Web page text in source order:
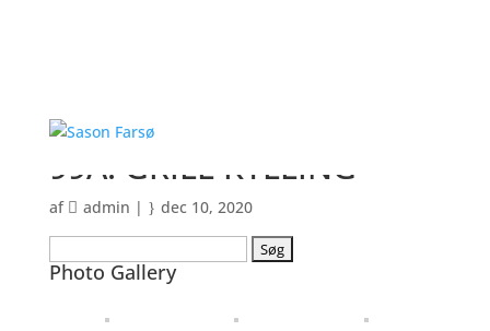
99A. GRILL KYLLING
af admin |
dec 10, 2020
efter:
Photo Gallery